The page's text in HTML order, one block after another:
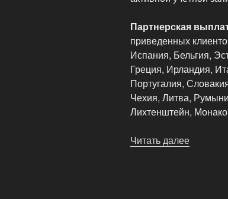
Партнерская
приведенных
Испания, Бельгия,
Греция, Ирландия,
Португалия,
Чехия, Литва,
Лихтенштейн,
Читать далее